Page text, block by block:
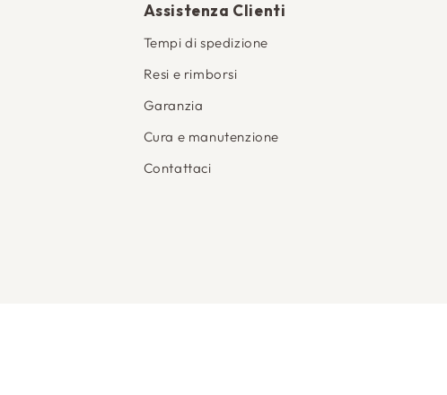
Assistenza Clienti
Tempi di spedizione
Resi e rimborsi
Garanzia
Cura e manutenzione
Contattaci